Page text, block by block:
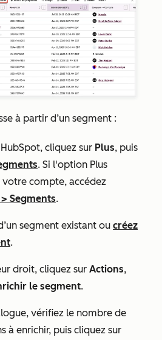
à partir d’un segment :
cliquez sur Plus, puis
. Si l'option Plus
compte, accédez
> Segments.
segment existant ou créez
.
droit, cliquez sur Actions,
le segment.
vérifiez le nombre de
à enrichir, puis cliquez sur